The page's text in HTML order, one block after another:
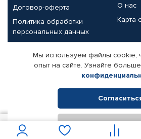
Договор-оферта
Политика обработки
персональных данных
О нас
Карта
Партнерам
Корпоративным клиентам
Поставщикам
© КАМАЗ ЦЕНТР ДОНЕЦК, 2015-2026. Все
Интернет-магазин автомобильных
Мы используем файлы cookie,
опыт на сайте. Узнайте
Отклонить